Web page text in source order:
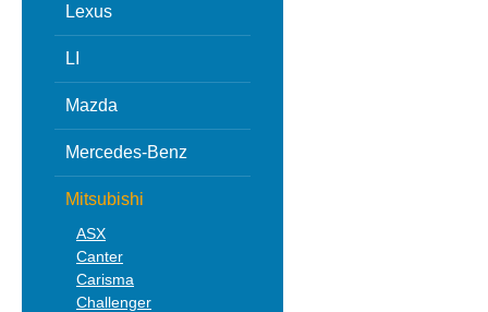
Lexus
LI
Mazda
Mercedes-Benz
Mitsubishi
ASX
Canter
Carisma
Challenger